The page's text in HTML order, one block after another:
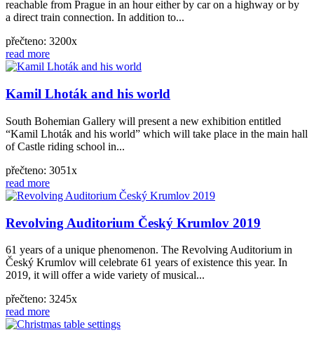
reachable from Prague in an hour either by car on a highway or by
a direct train connection. In addition to...
přečteno: 3200x
read more
Kamil Lhoták and his world
South Bohemian Gallery will present a new exhibition entitled
“Kamil Lhoták and his world” which will take place in the main hall
of Castle riding school in...
přečteno: 3051x
read more
Revolving Auditorium Český Krumlov 2019
61 years of a unique phenomenon. The Revolving Auditorium in
Český Krumlov will celebrate 61 years of existence this year. In
2019, it will offer a wide variety of musical...
přečteno: 3245x
read more